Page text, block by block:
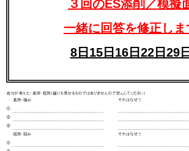
３回のES添削／模擬
一緒に回答を修正しま
8日15日16日22日29